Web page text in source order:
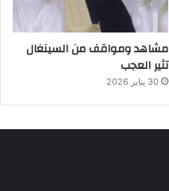
مشاهد ومواقف من السينغال
تثير العجب
30 يناير 2026